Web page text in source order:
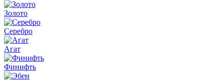
Золото
Серебро
Агат
Финифть